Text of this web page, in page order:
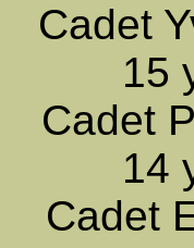
Cadet
15
Cadet
14
Cadet